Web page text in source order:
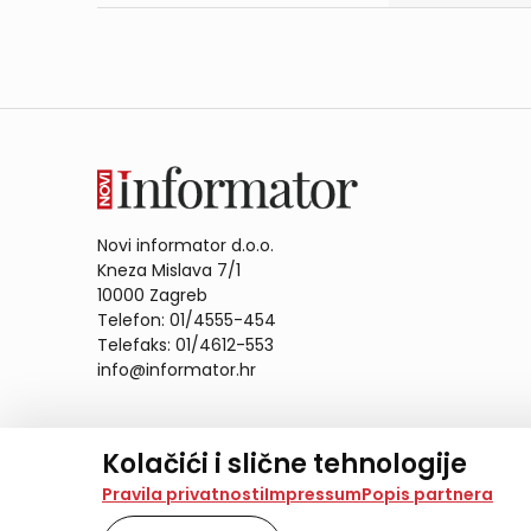
Kolačići i slične tehnologije
Na našoj web stranici koristimo kolačiće i slične
analiziramo promet na stranici te prikazujemo
Pravila privatnostiImpressumPopis partnera
Novi informator d.o.o.
Kneza Mislava 7/1
10000 Zagreb
Telefon: 01/4555-454
Telefaks: 01/4612-553
info@informator.hr